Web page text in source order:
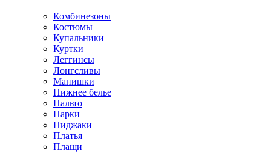
Комбинезоны
Костюмы
Купальники
Куртки
Леггинсы
Лонгсливы
Манишки
Нижнее белье
Пальто
Парки
Пиджаки
Платья
Плащи